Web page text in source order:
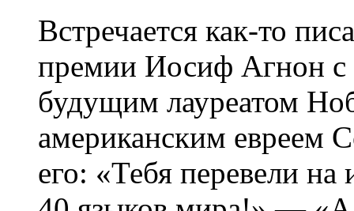
Встречается как-то
премии Иосиф Агнон
будущим лауреатом
американским евреем
его: «Тебя перевели